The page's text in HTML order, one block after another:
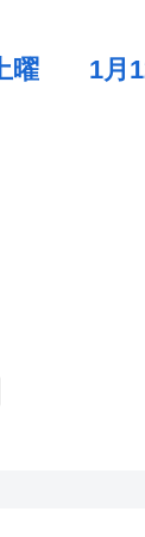
曜
1月